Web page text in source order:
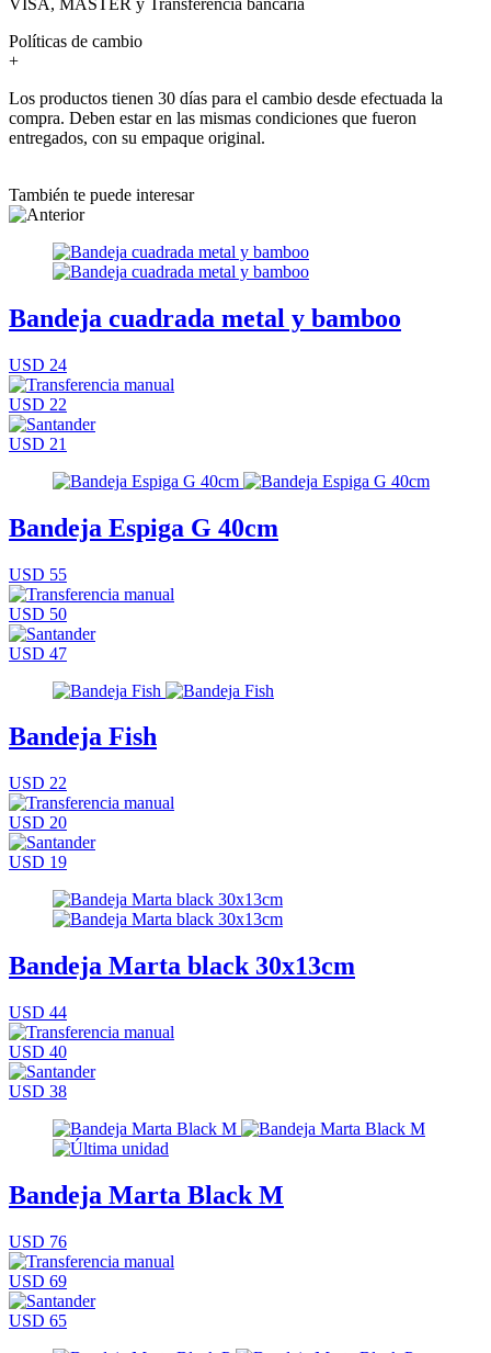
Políticas de cambio
+
Los productos tienen 30 días para el cambio desde efectuada la
compra. Deben estar en las mismas condiciones que fueron
entregados, con su empaque original.
También te puede interesar
Bandeja cuadrada metal y bamboo
USD 24
USD 22
USD 21
Bandeja Espiga G 40cm
USD 55
USD 50
USD 47
Bandeja Fish
USD 22
USD 20
USD 19
Bandeja Marta black 30x13cm
USD 44
USD 40
USD 38
Bandeja Marta Black M
USD 76
USD 69
USD 65